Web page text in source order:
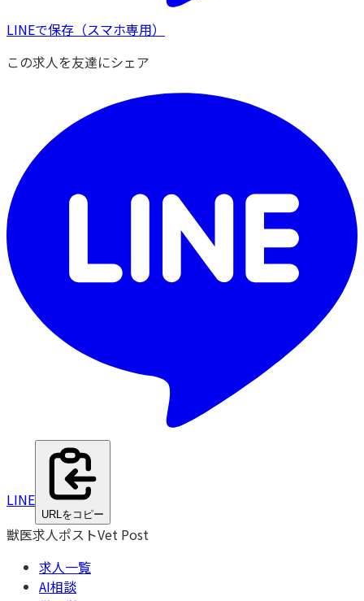
LINEで保存 （スマホ専用）
この求人を友達にシェア
LINE
URLをコピー
獣医求人ポストVet Post
求人一覧
AI相談